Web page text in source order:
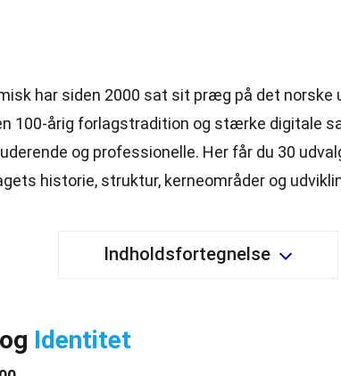
har siden 2000 sat sit præg på det norske
100-årig forlagstradition og stærke digitale
og professionelle. Her får du 30
historie, struktur, kerneområder og
Indholdsfortegnelse
Identitet